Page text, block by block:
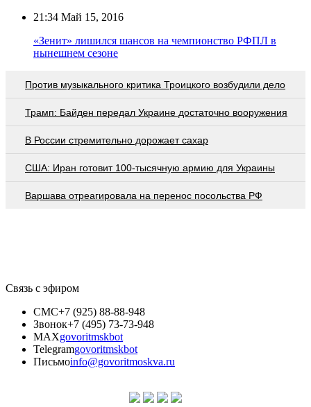
21:34 Май 15, 2016
«Зенит» лишился шансов на чемпионство РФПЛ в
нынешнем сезоне
Против музыкального критика Троицкого возбудили дело
Трамп: Байден передал Украине достаточно вооружения
В России стремительно дорожает сахар
США: Иран готовит 100-тысячную армию для Украины
Варшава отреагировала на перенос посольства РФ
Связь с эфиром
СМС+7 (925) 88-88-948
Звонок+7 (495) 73-73-948
MAXgovoritmskbot
Telegramgovoritmskbot
Письмоinfo@govoritmoskva.ru